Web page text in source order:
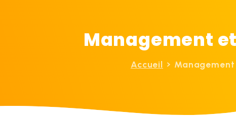
Management et
Accueil